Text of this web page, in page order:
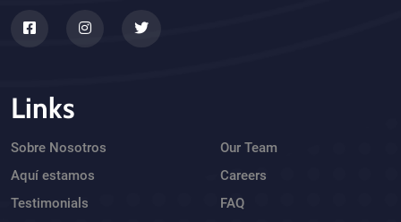
Links
Sobre Nosotros
Aquí estamos
Testimonials
Our Team
Careers
FAQ